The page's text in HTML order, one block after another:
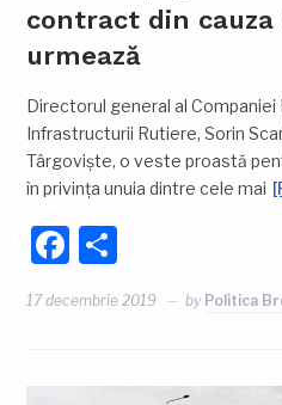
contract din cauza
urmează
Directorul general al
Infrastructurii Rutiere, Sorin
Târgoviște, o veste proastă
în privința unuia dintre cele mai
Facebook
17 decembrie 2019 by Politica